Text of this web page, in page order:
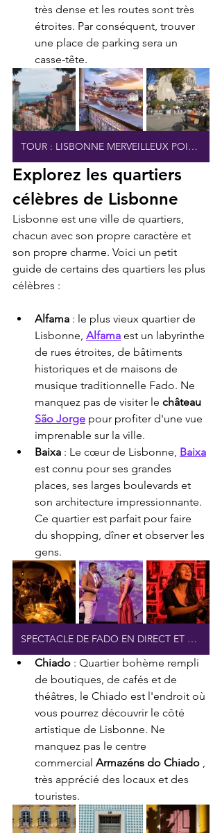
très dense et les routes sont très
étroites. Par conséquent, trouver
une place de parking sera un
casse-tête.
TOUR : LISBONNE MERVEILLEUX POINTS DE VUE
Explorez les quartiers
célèbres de Lisbonne
Lisbonne est une ville de quartiers,
chacun avec son propre caractère et
son propre charme. Voici un petit
guide de certains des quartiers les plus
célèbres :
Alfama : le plus vieux quartier de
Lisbonne, Alfama est un labyrinthe
de rues étroites, de bâtiments
historiques et de maisons de
musique traditionnelle Fado. Ne
manquez pas de visiter le château
São Jorge pour profiter d'une vue
imprenable sur la ville.
Baixa : Le cœur de Lisbonne, Baixa
est connu pour ses grandes
places, ses larges boulevards et
son architecture impressionnante.
Ce quartier est parfait pour faire
du shopping, dîner et observer les
gens.
SPECTACLE DE FADO EN DIRECT ET PORTO
Chiado : Quartier bohème rempli
de boutiques, de cafés et de
théâtres, le Chiado est l'endroit où
vous pourrez découvrir le côté
artistique de Lisbonne. Ne
manquez pas le centre
commercial Armazéns do Chiado
très apprécié des locaux et des
touristes.